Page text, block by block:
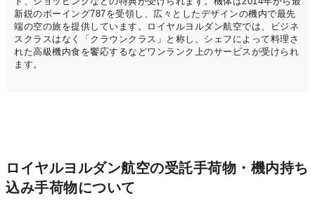
新鋭のボーイング787を受領し、広々としたデザインの機内で最先
端の空の旅を提供しています。ロイヤルヨルダン航空では、ビジネ
スクラスはなく「クラウンクラス」と称し、シェフによって料理さ
れた高級機内食を饗応するなどワンランク上のサービスが受けられ
ます。
ロイヤルヨルダン航空の受託手荷物・機内持ち
込み手荷物について